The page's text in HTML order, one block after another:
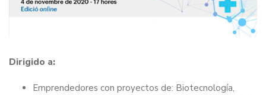
Dirigido a:
Emprendedores con proyectos de: Biotecnología,